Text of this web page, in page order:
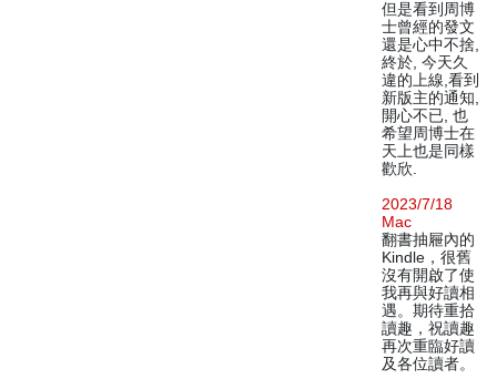
但是看到周博
士曾經的發文
還是心中不捨,
終於, 今天久
違的上線,看到
新版主的通知,
開心不已, 也
希望周博士在
天上也是同樣
歡欣.
2023/7/18
Mac
翻書抽屜內的
Kindle，很舊
沒有開啟了使
我再與好讀相
遇。期待重拾
讀趣，祝讀趣
再次重臨好讀
及各位讀者。